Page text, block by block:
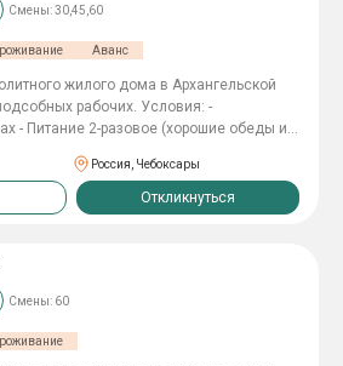
знакомых 💰Выплаты —
наличие опыта на
разнорабочий, фасовщик,
комплектовщик, стикеровщик, оператор
Смены:30,45,60
Аванс
жилого дома в Архангельской
рабочих. Условия: -
- Питание 2-разовое (хорошие обеды и
рабочего 100 000 р. в месяц -
по ТК РФ. - Вахта 60/30, график
Россия, Чебоксары
Откликнуться
Смены: 60